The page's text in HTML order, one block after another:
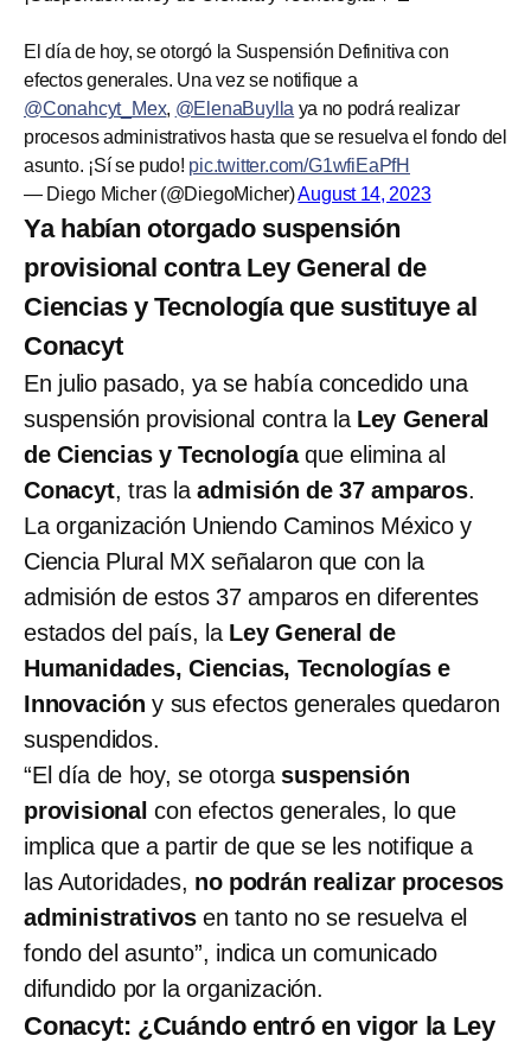
El día de hoy, se otorgó la Suspensión Definitiva con
efectos generales. Una vez se notifique a
@Conahcyt_Mex, @ElenaBuylla ya no podrá realizar
procesos administrativos hasta que se resuelva el fondo del
asunto. ¡Sí se pudo! pic.twitter.com/G1wfiEaPfH
— Diego Micher (@DiegoMicher)August 14, 2023
Ya habían otorgado suspensión
provisional contra Ley General de
Ciencias y Tecnología que sustituye al
Conacyt
En julio pasado, ya se había concedido una
suspensión provisional contra la Ley General
de Ciencias y Tecnologíaque elimina al
Conacyt, tras la admisión de 37 amparos.
La organización Uniendo Caminos México y
Ciencia Plural MX señalaron que con la
admisión de estos 37 amparos en diferentes
estados del país, laLey General de
Humanidades, Ciencias, Tecnologías e
Innovacióny sus efectos generales quedaron
suspendidos.
“El día de hoy, se otorga suspensión
provisional con efectos generales, lo que
implica que a partir de que se les notifique a
las Autoridades, no podrán realizar procesos
administrativos en tanto no se resuelva el
fondo del asunto”, indica un comunicado
difundido por la organización.
Conacyt: ¿Cuándo entró en vigor la Ley